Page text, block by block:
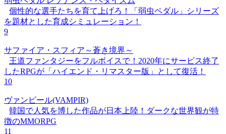
個性的な選手たちを育て上げろ！「弱虫ペダル」シリーズ
を題材とした育成シミュレーション！
9
サファイア・スフィア～蒼き境界～
王道ファンタジーをフルボイスで！2020年にサービス終了
したRPGが「ハイエンド・リマスター版」として復活！
10
ヴァンピール(VAMPIR)
韓国で人気を博した作品が日本上陸！ダークな世界観が特
徴のMMORPG
11